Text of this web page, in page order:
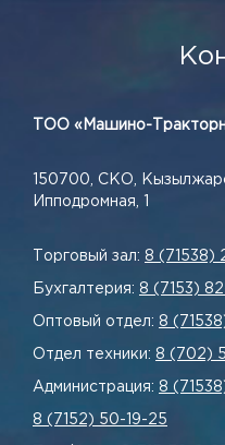
ТОО «Машино-
150700, СКО,
Ипподромная, 1
Торговый зал: 8 (71538)
Бухгалтерия: 8 (7153)
Оптовый отдел: 8
Отдел техники: 8 (702)
Администрация: 8
8 (7152) 50-19-25